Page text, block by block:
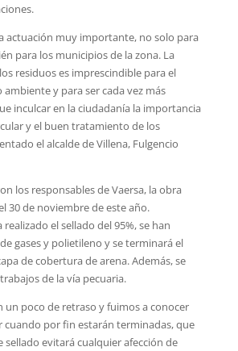
actuación muy importante, no solo para
para los municipios de la zona. La
residuos es imprescindible para el
y para ser cada vez más
inculcar en la ciudadanía la importancia
y el buen tratamiento de los
el alcalde de Villena, Fulgencio
los responsables de Vaersa, la obra
30 de noviembre de este año.
el sellado del 95%, se han
gases y polietileno y se terminará el
de cobertura de arena. Además, se
de la vía pecuaria.
un poco de retraso y fuimos a conocer
cuando por fin estarán terminadas, que
sellado evitará cualquier afección de